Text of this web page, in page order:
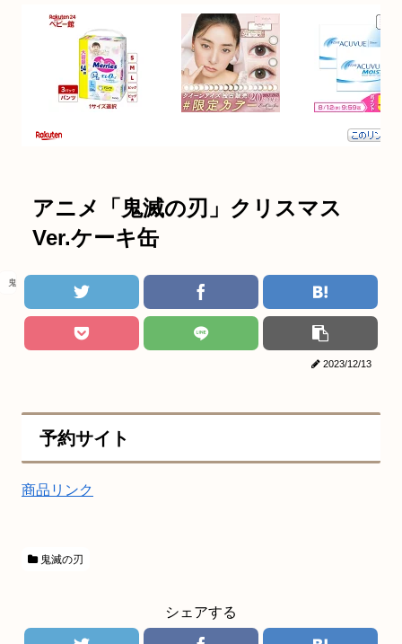
アニメ「鬼滅の刃」クリスマス
Ver.ケーキ缶
鬼滅の刃
2023/12/13
予約サイト
商品リンク
鬼滅の刃
シェアする